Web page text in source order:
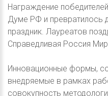
Награждение
Думе РФ и превратилось
праздник. Лауреатов
Справедливая Россия
Инновационные формы,
внедряемые в рамках
совокупность